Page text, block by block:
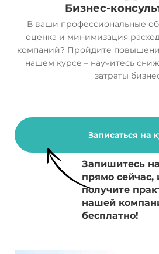
Бизнес-
В ваши профессиональные
оценка и минимизация
компаний? Пройдите
нашем курсе – научитесь
затраты
Записаться на
Запишитесь
прямо сейчас,
получите
нашей
бесплатно!